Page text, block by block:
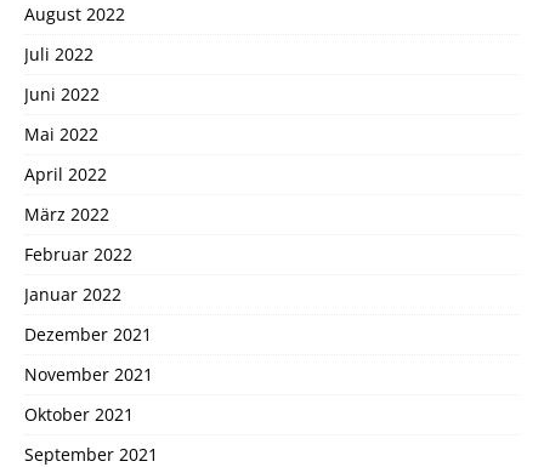
August 2022
Juli 2022
Juni 2022
Mai 2022
April 2022
März 2022
Februar 2022
Januar 2022
Dezember 2021
November 2021
Oktober 2021
September 2021